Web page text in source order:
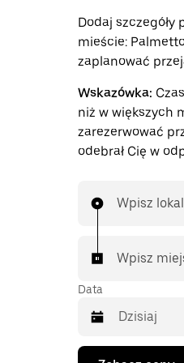
Dodaj
mieście:
zaplanować
Wskazówka:
niż w większych
zarezerwować
odebrał Cię w
Wpisz
Wpisz
Data
Naciśnij